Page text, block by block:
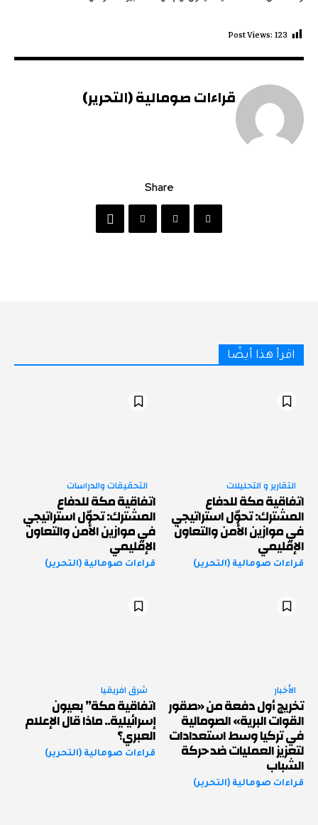
Post Views: 123
قراءات صومالية (التحرير)
Share
اقرأ هذا أيضًا
التقارير و التحليلات
اتفاقية مكة للدفاع
المشترك: تحوّل استراتيجي
في موازين الأمن والتعاون
الإقليمي
قراءات صومالية (التحرير)
التحقيقات والدراسات
اتفاقية مكة للدفاع
المشترك: تحوّل استراتيجي
في موازين الأمن والتعاون
الإقليمي
قراءات صومالية (التحرير)
الأخبار
تخريج أول دفعة من «صقور
القوات البرية» الصومالية
في تركيا وسط استعدادات
لتعزيز العمليات ضد حركة
الشباب
قراءات صومالية (التحرير)
شرق افريقيا
اتفاقية مكة” بعيون
إسرائيلية.. ماذا قال الإعلام
العبري؟
قراءات صومالية (التحرير)